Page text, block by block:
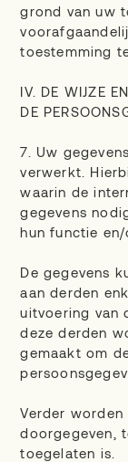
grond van uw
toestemming
IV. DE WIJZE
DE
7. Uw
verwerkt.
waarin de
gegevens
hun functie
De gegevens
aan derden
uitvoering van
deze derden
gemaakt om
Verder worden
doorgegeven,
toegelaten is.